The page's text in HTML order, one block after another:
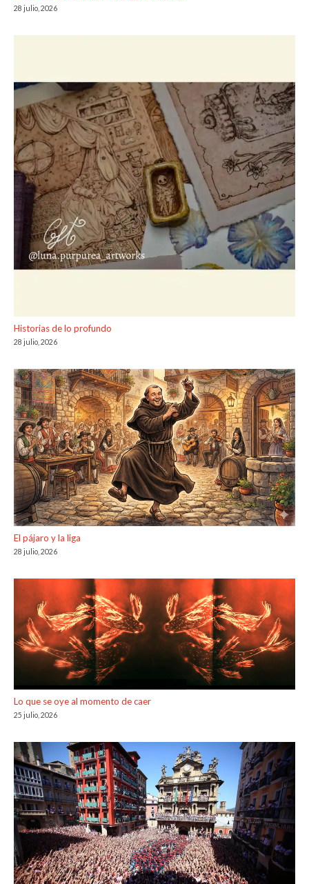
28 julio, 2026
Historias de lo profundo
28 julio, 2026
El pájaro y la liga
28 julio, 2026
Lo que se oye al momento de caer
25 julio, 2026